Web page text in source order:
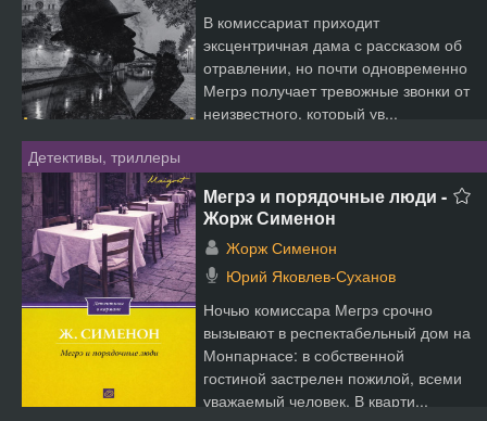
В комиссариат приходит
эксцентричная дама с рассказом об
отравлении, но почти одновременно
Мегрэ получает тревожные звонки от
неизвестного, который ув...
Детективы, триллеры
Мегрэ и порядочные люди -
Жорж Сименон
Жорж Сименон
Юрий Яковлев-Суханов
Ночью комиссара Мегрэ срочно
вызывают в респектабельный дом на
Монпарнасе: в собственной
гостиной застрелен пожилой, всеми
уважаемый человек. В кварти...